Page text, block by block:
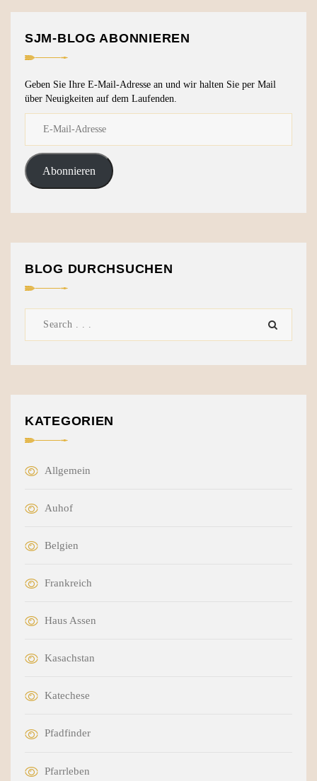
SJM-BLOG ABONNIEREN
Geben Sie Ihre E-Mail-Adresse an und wir halten Sie per Mail
über Neuigkeiten auf dem Laufenden.
Abonnieren
BLOG DURCHSUCHEN
KATEGORIEN
Allgemein
Auhof
Belgien
Frankreich
Haus Assen
Kasachstan
Katechese
Pfadfinder
Pfarrleben